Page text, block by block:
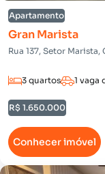
Apartamento
Gran Marista
Rua 137, Setor Marista,
3 quartos 1 vaga
R$ 1.650.000
Conhecer imóvel